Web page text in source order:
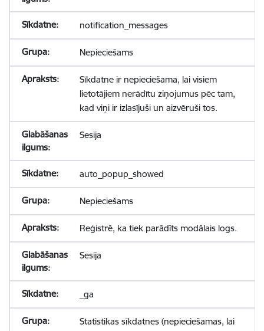
notification_messages
Nepieciešams
Sīkdatne ir nepieciešama, lai visiem
lietotājiem nerādītu ziņojumus pēc tam,
kad viņi ir izlasījuši un aizvēruši tos.
Sesija
auto_popup_showed
Nepieciešams
Reģistrē, ka tiek parādīts modālais logs.
Sesija
_ga
Statistikas sīkdatnes (nepieciešamas, lai